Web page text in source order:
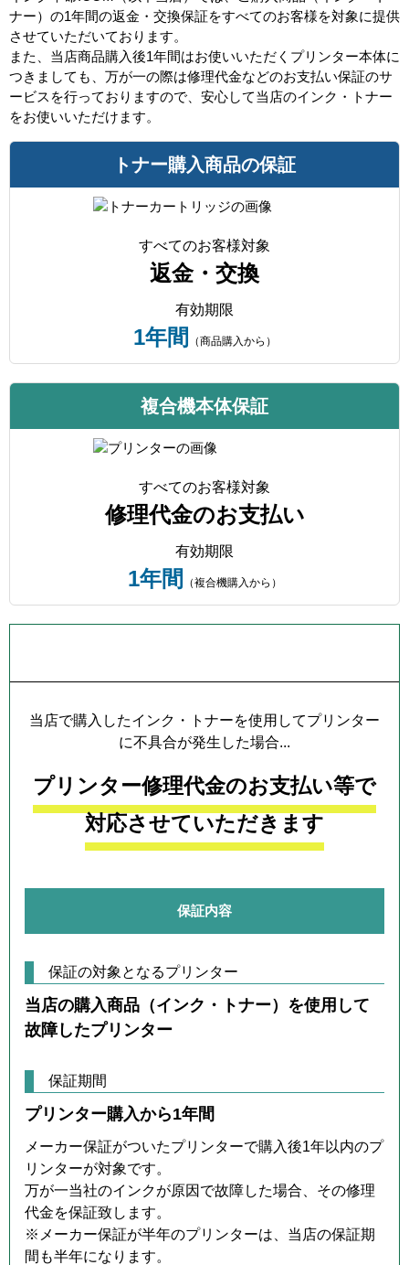
ナー）の1年間の返金・交換保証をすべてのお客様を対象に提供
させていただいております。
また、当店商品購入後1年間はお使いいただくプリンター本体に
つきましても、万が一の際は修理代金などのお支払い保証のサ
ービスを行っておりますので、安心して当店のインク・トナー
をお使いいただけます。
トナー購入商品の保証
すべてのお客様対象
返金・交換
有効期限
1年間 （商品購入から）
複合機本体保証
すべてのお客様対象
修理代金のお支払い
有効期限
1年間 （複合機購入から）
当店で購入したインク・トナーを使用してプリンター
に不具合が発生した場合...
プリンター修理代金のお支払い等で
対応させていただきます
保証内容
保証の対象となるプリンター
当店の購入商品（インク・トナー）を使用して
故障したプリンター
保証期間
プリンター購入から1年間
メーカー保証がついたプリンターで購入後1年以内のプ
リンターが対象です。
万が一当社のインクが原因で故障した場合、その修理
代金を保証致します。
※メーカー保証が半年のプリンターは、当店の保証期
間も半年になります。